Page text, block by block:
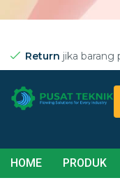
Return jika barang
HOME PRODUK